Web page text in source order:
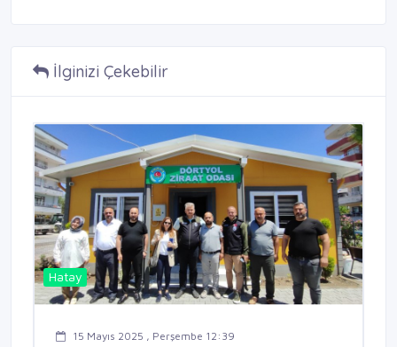
İlginizi Çekebilir
Hatay
15 Mayıs 2025 , Perşembe 12:39